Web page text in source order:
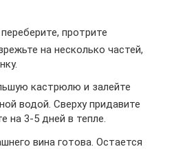
протрите
на несколько частей,
кастрюлю и залейте
водой. Сверху придавите
на 3-5 дней в тепле.
вина готова. Остается